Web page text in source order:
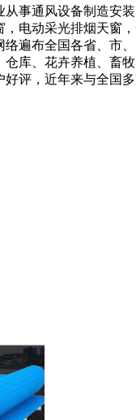
事通风设备制造安
电动采光排烟天窗
遍布全国各省、市
库、花卉养植、畜
好评，近年来与全国